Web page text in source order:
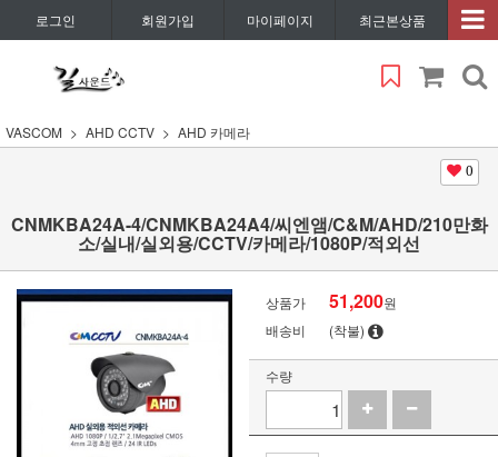
로그인 회원가입 마이페이지 최근본상품
VASCOM AHD CCTV AHD 카메라
0
CNMKBA24A-4/CNMKBA24A4/씨엔앰/C&M/AHD/210만화
소/실내/실외용/CCTV/카메라/1080P/적외선
상품가 51,200원
배송비
(착불)
수량